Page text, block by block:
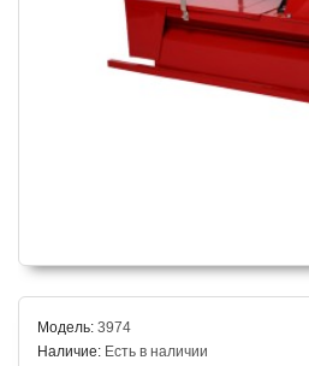
Модель: 3974
Наличие: Есть в наличии